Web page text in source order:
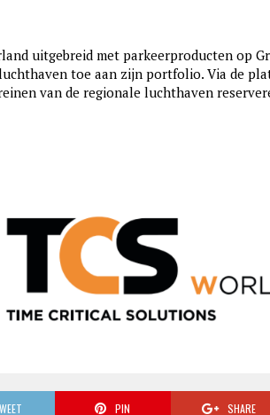
uitgebreid met parkeerproducten op
toe aan zijn portfolio. Via de
van de regionale luchthaven
PIN SHARE